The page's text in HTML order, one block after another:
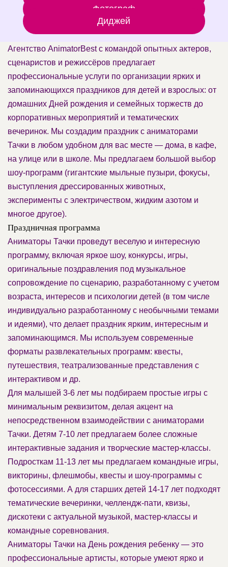
Фотограф
Диджей
Агентство AnimatorBest с командой опытных актеров,
сценаристов и режиссёров предлагает
профессиональные услуги по организации ярких и
запоминающихся праздников для детей и взрослых: от
домашних Дней рождения и семейных торжеств до
корпоративных мероприятий и тематических
вечеринок. Мы создадим праздник с аниматорами
Тачки в любом удобном для вас месте — дома, в кафе,
на улице или в школе. Мы предлагаем большой выбор
шоу-программ (гигантские мыльные пузыри, фокусы,
выступления дрессированных животных,
эксперименты с электричеством, жидким азотом и
многое другое).
Праздничная программа
Аниматоры Тачки проведут веселую и интересную
программу, включая яркое шоу, конкурсы, игры,
оригинальные поздравления под музыкальное
сопровождение по сценарию, разработанному с учетом
возраста, интересов и психологии детей (в том числе
индивидуально разработанному с необычными темами
и идеями), что делает праздник ярким, интересным и
запоминающимся. Мы используем современные
форматы развлекательных программ: квесты,
путешествия, театрализованные представления с
интерактивом и др.
Для малышей 3-6 лет мы подбираем простые игры с
минимальным реквизитом, делая акцент на
непосредственном взаимодействии с аниматорами
Тачки. Детям 7-10 лет предлагаем более сложные
интерактивные задания и творческие мастер-классы.
Подросткам 11-13 лет мы предлагаем командные игры,
викторины, флешмобы, квесты и шоу-программы с
фотосессиями. А для старших детей 14-17 лет подходят
тематические вечеринки, челлендж-пати, квизы,
дискотеки с актуальной музыкой, мастер-классы и
командные соревнования.
Аниматоры Тачки на День рождения ребенку — это
профессиональные артисты, которые умеют ярко и